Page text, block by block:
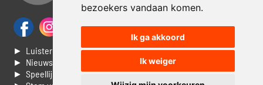
bezoekers vandaan komen.
Ik ga akkoord
Ik weiger
► Luisteren naar Jouwradio
► Nieuws
► Speellijst